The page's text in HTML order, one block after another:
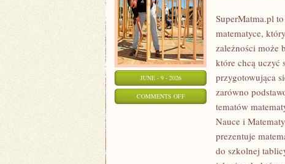
JUNE - 9 - 2026
COMMENTS OFFON
MATEMATYKA
CODZIENNYM
SuperMatma.pl
matematyce,
zależności może
które chcą uczyć
przygotowująca
zarówno
tematów
Nauce i
prezentuje
do szkolnej